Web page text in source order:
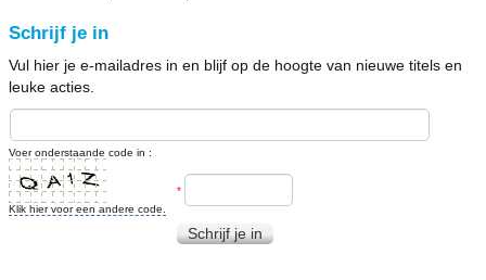
Schrijf je in
Vul hier je e-mailadres in en blijf op de hoogte van nieuwe titels en
leuke acties.
Voer onderstaande code in :
Klik hier voor een andere code.
*
Schrijf je in